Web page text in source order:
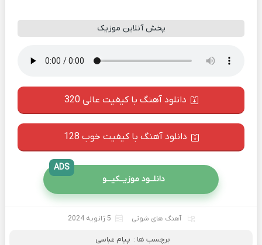
پخش آنلاین موزیک
دانلود آهنگ با کیفیت عالی 320
دانلود آهنگ با کیفیت خوب 128
دانلــود موزیــکیـــو
ADS
آهنگ های شوتی 5 ژانویه 2024
برچسب ها : پیام عباسی